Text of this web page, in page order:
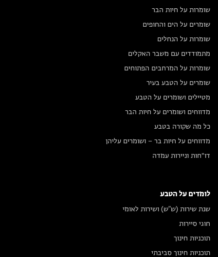
שומרות על חיות הבר
שומרים על הים והחופים
שומרות על הנחלים
מתמודדים עם משבר האקלים
שומרות על המרחבים הפתוחים
שומרים על הטבע בעיר
מטיילים ושומרים על הטבע
מדווחים ושומרים על חיות הבר
כל מה שקורה בטבע
מדווחים על חיות בר – ושומרים עליהן
דו״חות וניירות עמדה
לומדים על הטבע
שנת שירות (ש"ש) ושירות לאומי
חוגי סיירות
תוכניות חינוך
תוכניות חינוך סביבתי